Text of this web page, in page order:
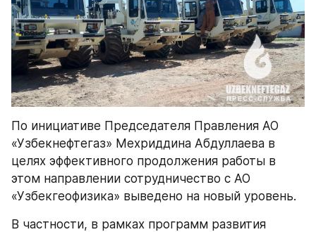
По инициативе Председателя Правления АО
«Узбекнефтегаз» Мехриддина Абдуллаева в
целях эффективного продолжения работы в
этом направлении сотрудничество с АО
«Узбекгеофизика» выведено на новый уровень.
В частности, в рамках программ развития